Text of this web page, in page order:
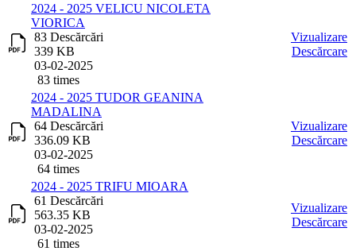
2024 - 2025 VELICU NICOLETA
VIORICA
83 Descărcări
339 KB
03-02-2025
83 times
Vizualizare
Descărcare
2024 - 2025 TUDOR GEANINA
MADALINA
64 Descărcări
336.09 KB
03-02-2025
64 times
Vizualizare
Descărcare
2024 - 2025 TRIFU MIOARA
61 Descărcări
563.35 KB
03-02-2025
61 times
Vizualizare
Descărcare